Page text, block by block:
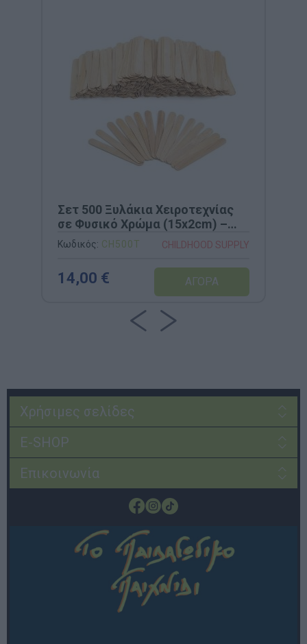
Σετ 500 Ξυλάκια Χειροτεχνίας
σε Φυσικό Χρώμα (15x2cm) –
Childhood Supply
Κωδικός: CH500T CHILDHOOD SUPPLY
14,00 €
Χρήσιμες σελίδες
E-SHOP
Επικοινωνία